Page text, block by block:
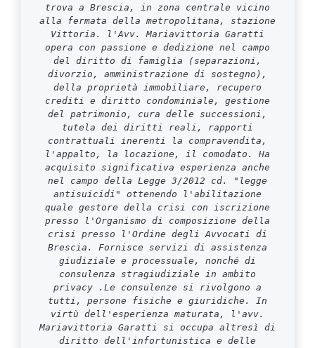
trova a Brescia, in zona centrale vicino
alla fermata della metropolitana, stazione
Vittoria. l'Avv. Mariavittoria Garatti
opera con passione e dedizione nel campo
del diritto di famiglia (separazioni,
divorzio, amministrazione di sostegno),
della proprietà immobiliare, recupero
crediti e diritto condominiale, gestione
del patrimonio, cura delle successioni,
tutela dei diritti reali, rapporti
contrattuali inerenti la compravendita,
l'appalto, la locazione, il comodato. Ha
acquisito significativa esperienza anche
nel campo della Legge 3/2012 cd. "legge
antisuicidi" ottenendo l'abilitazione
quale gestore della crisi con iscrizione
presso l'Organismo di composizione della
crisi presso l'Ordine degli Avvocati di
Brescia. Fornisce servizi di assistenza
giudiziale e processuale, nonché di
consulenza stragiudiziale in ambito
privacy .Le consulenze si rivolgono a
tutti, persone fisiche e giuridiche. In
virtù dell'esperienza maturata, l'avv.
Mariavittoria Garatti si occupa altresì di
diritto dell'infortunistica e delle